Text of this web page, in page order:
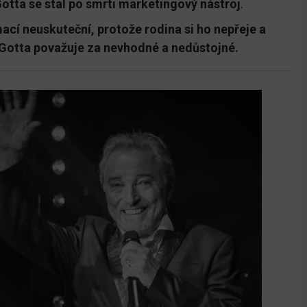
se stal po smrti marketingový nástroj.
neuskuteční, protože rodina si ho nepřeje a
považuje za nevhodné a nedůstojné.